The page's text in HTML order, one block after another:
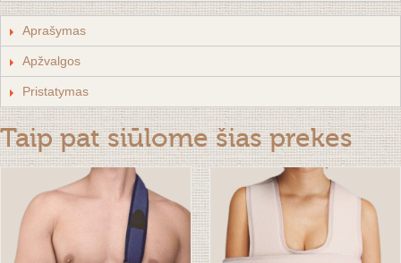
Aprašymas
Apžvalgos
Pristatymas
Taip pat siūlome šias prekes